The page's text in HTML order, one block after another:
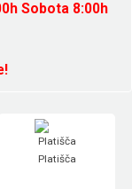
Sobota 8:00h
Platišča